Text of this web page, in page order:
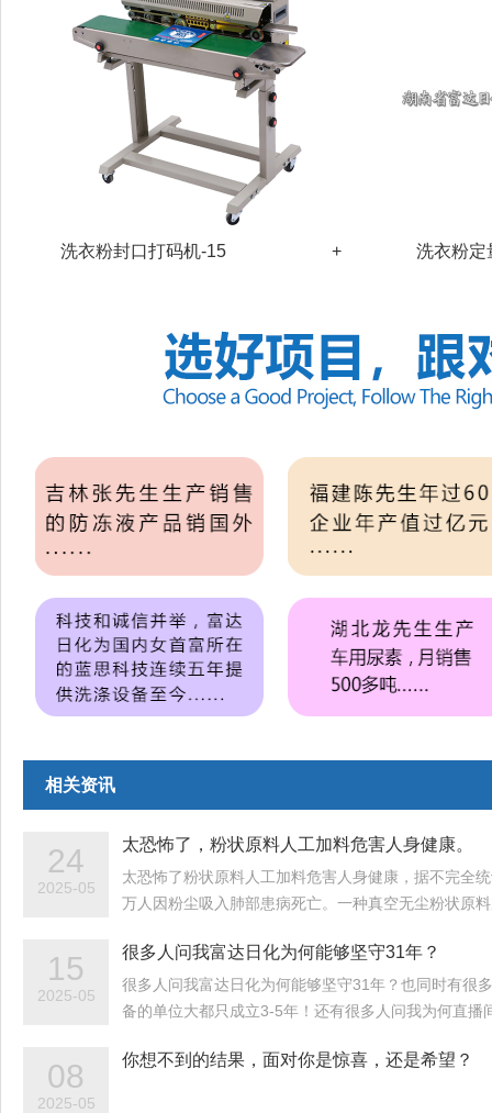
洗衣粉封口打码机-15 + 洗衣粉定
相关资讯
24
2025-05
太恐怖了，粉状原料人工加料危害人身健康。
太恐怖了粉状原料人工加料危害人身健康，据不完全
万人因粉尘吸入肺部患病死亡。一种真空无尘粉状原
15
2025-05
很多人问我富达日化为何能够坚守31年？
很多人问我富达日化为何能够坚守31年？也同时有很
备的单位大都只成立3-5年！还有很多人问我为何直
08
2025-05
你想不到的结果，面对你是惊喜，还是希望？